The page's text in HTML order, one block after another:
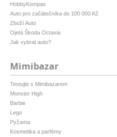
HobbyKompas
Auto pro začátečníka do 100 000 Kč
Zboží Auto
Ojetá Škoda Octavia
Jak vybrat auto?
Mimibazar
Testujte s Mimibazarem
Monster High
Barbie
Lego
Pyžama
Kosmetika a parfémy